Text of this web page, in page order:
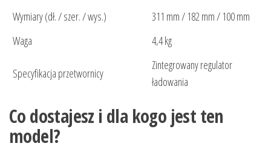
Wymiary (dł. / szer. / wys.)
311 mm / 182 mm / 100 mm
Waga
4,4 kg
Specyfikacja przetwornicy
Zintegrowany regulator
ładowania
Co dostajesz i dla kogo jest ten
model?